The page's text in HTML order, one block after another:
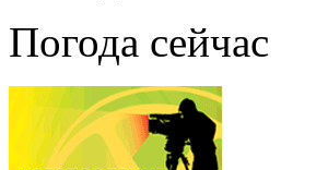
Погода сейчас